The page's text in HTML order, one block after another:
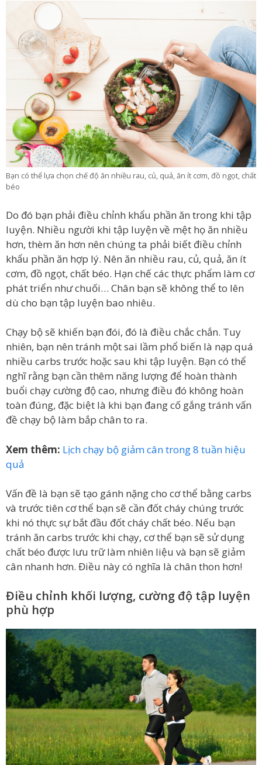
Bạn có thể lựa chọn chế độ ăn nhiều rau, củ, quả, ăn ít cơm, đồ ngọt, chất
béo
Do đó bạn phải điều chỉnh khẩu phần ăn trong khi tập
luyện. Nhiều người khi tập luyện về mệt họ ăn nhiều
hơn, thèm ăn hơn nên chúng ta phải biết điều chỉnh
khẩu phần ăn hợp lý. Nên ăn nhiều rau, củ, quả, ăn ít
cơm, đồ ngọt, chất béo. Hạn chế các thực phẩm làm cơ
phát triển như chuối… Chân bạn sẽ không thể to lên
dù cho bạn tập luyện bao nhiêu.
Chạy bộ sẽ khiến bạn đói, đó là điều chắc chắn. Tuy
nhiên, bạn nên tránh một sai lầm phổ biến là nạp quá
nhiều carbs trước hoặc sau khi tập luyện. Bạn có thể
nghĩ rằng bạn cần thêm năng lượng để hoàn thành
buổi chạy cường độ cao, nhưng điều đó không hoàn
toàn đúng, đặc biệt là khi bạn đang cố gắng tránh vấn
đề chạy bộ làm bắp chân to ra.
Xem thêm: Lịch chạy bộ giảm cân trong 8 tuần hiệu
quả
Vấn đề là bạn sẽ tạo gánh nặng cho cơ thể bằng carbs
và trước tiên cơ thể bạn sẽ cần đốt cháy chúng trước
khi nó thực sự bắt đầu đốt cháy chất béo. Nếu bạn
tránh ăn carbs trước khi chạy, cơ thể bạn sẽ sử dụng
chất béo được lưu trữ làm nhiên liệu và bạn sẽ giảm
cân nhanh hơn. Điều này có nghĩa là chân thon hơn!
Điều chỉnh khối lượng, cường độ tập luyện
phù hợp